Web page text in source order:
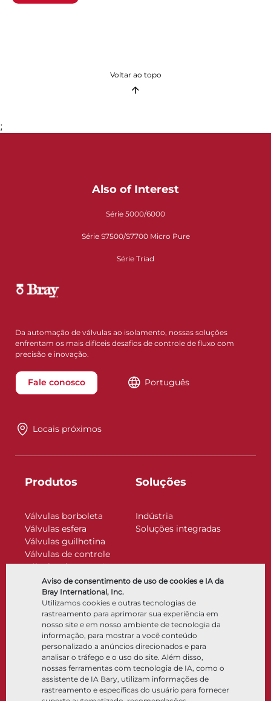
Aviso de consentimento de uso de cookies e IA da
Bray International, Inc.
Utilizamos cookies e outras tecnologias de
rastreamento para aprimorar sua experiência em
nosso site e em nosso ambiente de tecnologia da
informação, para mostrar a você conteúdo
personalizado a anúncios direcionados e para
analisar o tráfego e o uso do site. Além disso,
nossas ferramentas com tecnologia de IA, como o
assistente de IA Bary, utilizam informações de
rastreamento e específicas do usuário para fornecer
Voltar ao topo
;
Also of Interest
Série 5000/6000
Série S7500/S7700 Micro Pure
Série Triad
Da automação de válvulas ao isolamento, nossas soluções
enfrentam os mais difíceis desafios de controle de fluxo com
precisão e inovação.
Fale conosco Português
Locais próximos
Produtos
Válvulas borboleta
Válvulas esfera
Válvulas guilhotina
Válvulas de controle
Válvulas de retenção
Atuadores
Acessórios de controle
Criogênico
Soluções
Indústria
Soluções integradas
Empresa
Sobre
Locais
Parceria
Sustentabilidade
Recursos
Documentos
Centro de conhecimento
Software
Seleção de materiais